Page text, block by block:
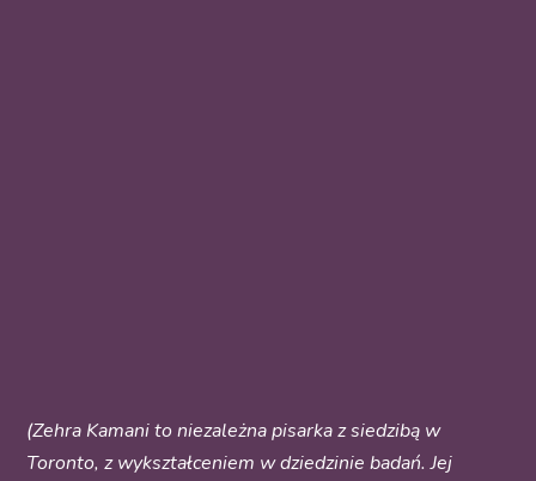
(Zehra Kamani to niezależna pisarka z siedzibą w
Toronto, z wykształceniem w dziedzinie badań. Jej